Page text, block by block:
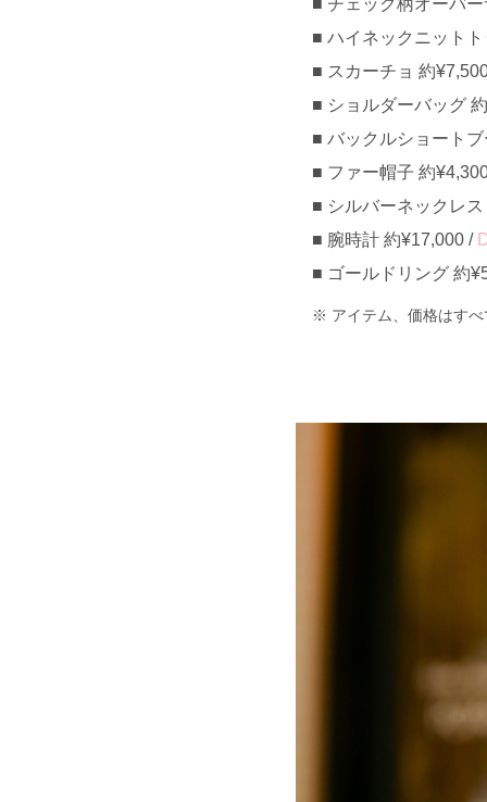
チェック柄オーバ
ハイネックニット
スカーチョ 約
ショルダーバッグ
バックルショート
ファー帽子 約
シルバーネックレ
腕時計 約¥17,000 /
ゴールドリング 約
アイテム、価格はす